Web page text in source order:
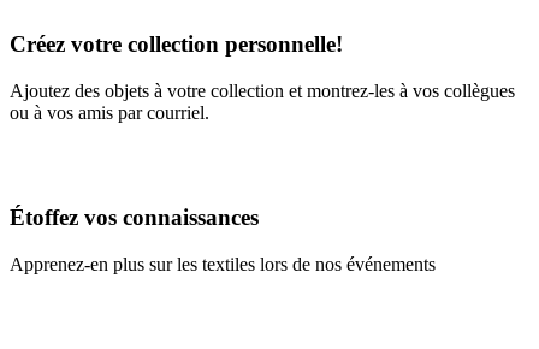
Créez votre collection personnelle!
Ajoutez des objets à votre collection et montrez-les à vos collègues
ou à vos amis par courriel.
Étoffez vos connaissances
Apprenez-en plus sur les textiles lors de nos événements